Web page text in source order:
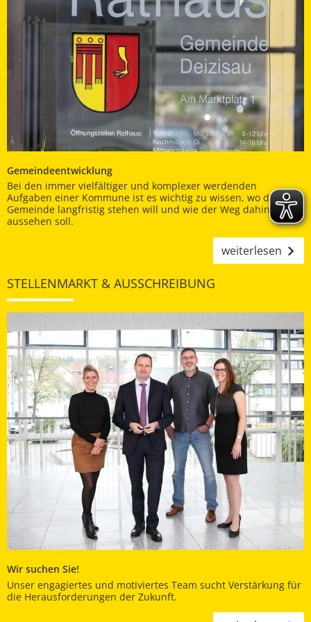
Gemeindeentwicklung
Bei den immer vielfältiger und komplexer werdenden
Aufgaben einer Kommune ist es wichtig zu wissen, wo die
Gemeinde langfristig stehen will und wie der Weg dahin
aussehen soll.
weiterlesen
STELLENMARKT & AUSSCHREIBUNG
Wir suchen Sie!
Unser engagiertes und motiviertes Team sucht Verstärkung für
die Herausforderungen der Zukunft.